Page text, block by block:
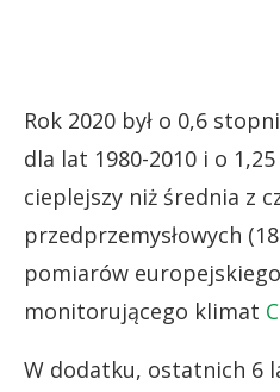
Rok 2020 był o 0,6
dla lat 1980-2010 i o
cieplejszy niż średnia z
przedprzemysłowych
pomiarów
monitorującego klimat
W dodatku, ostatnich 6